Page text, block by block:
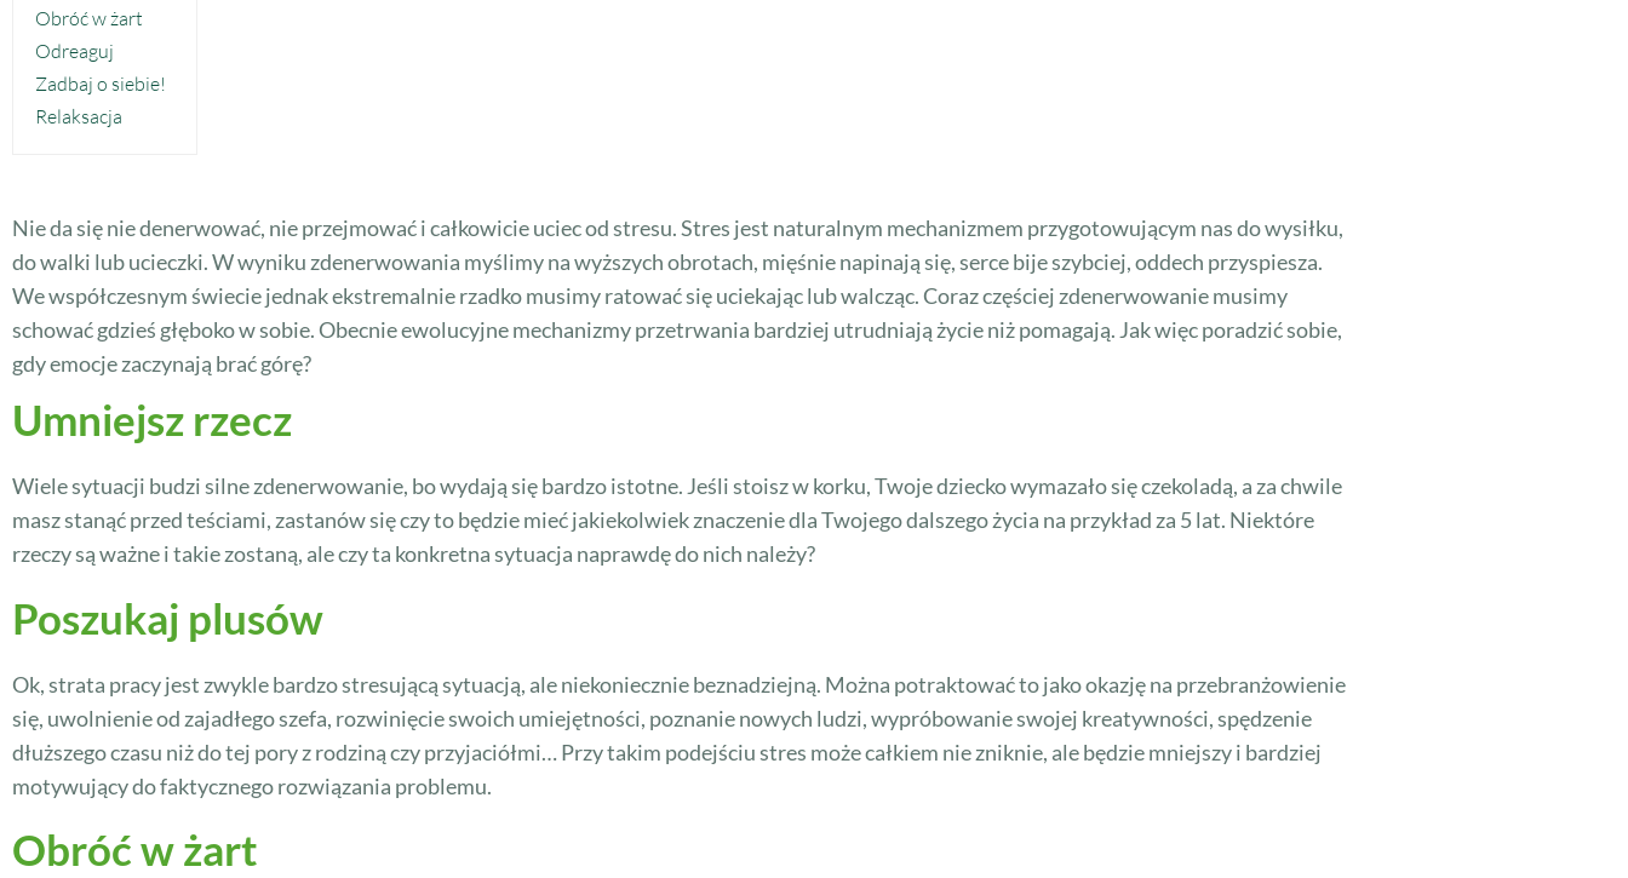
Obróć w żart
Odreaguj
Zadbaj o siebie!
Relaksacja
Nie da się nie denerwować, nie przejmować i całkowicie uciec od stresu. Stres jest naturalnym mechanizmem przygotowującym nas do wysiłku,
do walki lub ucieczki. W wyniku zdenerwowania myślimy na wyższych obrotach, mięśnie napinają się, serce bije szybciej, oddech przyspiesza.
We współczesnym świecie jednak ekstremalnie rzadko musimy ratować się uciekając lub walcząc. Coraz częściej zdenerwowanie musimy
schować gdzieś głęboko w sobie. Obecnie ewolucyjne mechanizmy przetrwania bardziej utrudniają życie niż pomagają. Jak więc poradzić sobie,
gdy emocje zaczynają brać górę?
Umniejsz rzecz
Wiele sytuacji budzi silne zdenerwowanie, bo wydają się bardzo istotne. Jeśli stoisz w korku, Twoje dziecko wymazało się czekoladą, a za chwile
masz stanąć przed teściami, zastanów się czy to będzie mieć jakiekolwiek znaczenie dla Twojego dalszego życia na przykład za 5 lat. Niektóre
rzeczy są ważne i takie zostaną, ale czy ta konkretna sytuacja naprawdę do nich należy?
Poszukaj plusów
Ok, strata pracy jest zwykle bardzo stresującą sytuacją, ale niekoniecznie beznadziejną. Można potraktować to jako okazję na przebranżowienie
się, uwolnienie od zajadłego szefa, rozwinięcie swoich umiejętności, poznanie nowych ludzi, wypróbowanie swojej kreatywności, spędzenie
dłuższego czasu niż do tej pory z rodziną czy przyjaciółmi… Przy takim podejściu stres może całkiem nie zniknie, ale będzie mniejszy i bardziej
motywujący do faktycznego rozwiązania problemu.
Obróć w żart